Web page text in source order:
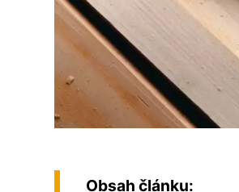
Obsah článku: